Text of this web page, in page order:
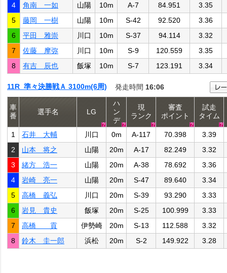
4
角南 一如 山陽 10m A-7 84.951 3.35
5
藤岡 一樹 山陽 10m S-42 92.520 3.36
6
平田 雅崇 川口 10m S-37 94.114 3.32
7
佐藤 摩弥 川口 10m S-9 120.559 3.35
8
有吉 辰也 飯塚 10m S-7 123.191 3.34
11R 準々決勝戦Ａ 3100m(6周) 発走時間 16:06
車
番
選手名 LG
ハ
ン
デ
現
ランク
審査
ポイント
試走
タイム
1 石井 大輔 川口 0m A-117 70.398
3.39
2
山本 将之 山陽 20m A-17 82.249
3.32
3
緒方 浩一 山陽 20m A-38 78.692
3.36
4
岩崎 亮一 山陽 20m S-47 89.640
3.34
5
高橋 義弘 川口 20m S-39 93.290
3.33
6
岩見 貴史 飯塚 20m S-25 100.999
3.33
7
高橋 貢 伊勢崎 20m S-13 112.588
3.32
8
鈴木 圭一郎 浜松 20m S-2 149.922 3.28